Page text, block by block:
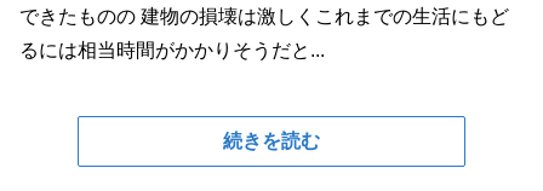
できたものの 建物の損壊は激しくこれまでの生活にもど
るには相当時間がかかりそうだと...
続きを読む